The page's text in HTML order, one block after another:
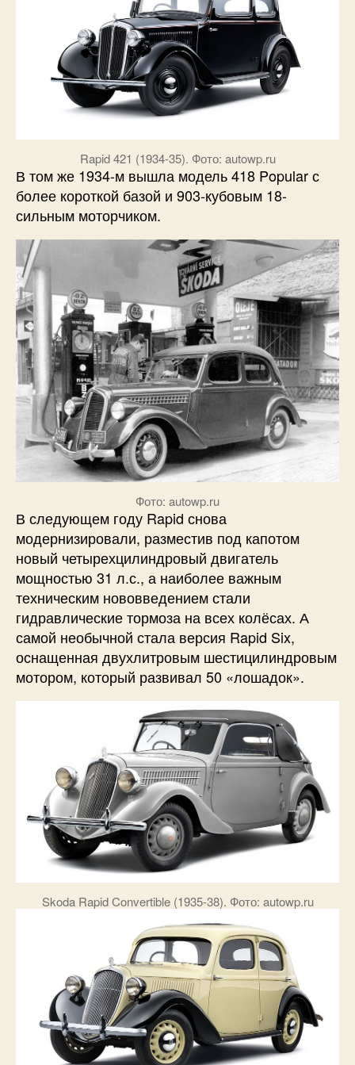
Rapid 421 (1934-35). Фото: autowp.ru
В том же 1934-м вышла модель 418 Popular с
более короткой базой и 903-кубовым 18-
сильным моторчиком.
Фото: autowp.ru
В следующем году Rapid снова
модернизировали, разместив под капотом
новый четырехцилиндровый двигатель
мощностью 31 л.с., а наиболее важным
техническим нововведением стали
гидравлические тормоза на всех колёсах. А
самой необычной стала версия Rapid Six,
оснащенная двухлитровым шестицилиндровым
мотором, который развивал 50 «лошадок».
Skoda Rapid Convertible (1935-38). Фото: autowp.ru